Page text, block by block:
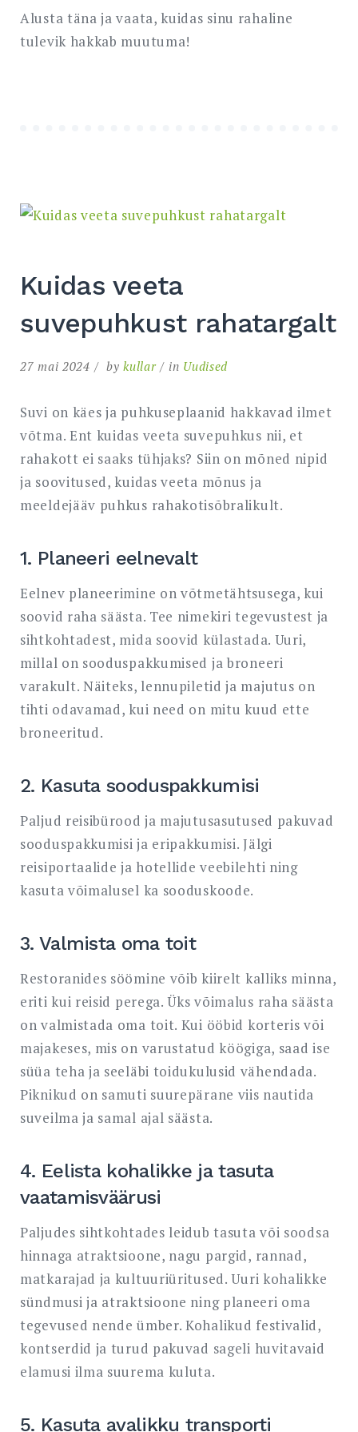
Alusta täna ja vaata, kuidas sinu rahaline
tulevik hakkab muutuma!
Kuidas veeta
suvepuhkust rahatargalt
27 mai 2024 bykullar in Uudised
Suvi on käes ja puhkuseplaanid hakkavad ilmet
võtma. Ent kuidas veeta suvepuhkus nii, et
rahakott ei saaks tühjaks? Siin on mõned nipid
ja soovitused, kuidas veeta mõnus ja
meeldejääv puhkus rahakotisõbralikult.
1. Planeeri eelnevalt
Eelnev planeerimine on võtmetähtsusega, kui
soovid raha säästa. Tee nimekiri tegevustest ja
sihtkohtadest, mida soovid külastada. Uuri,
millal on sooduspakkumised ja broneeri
varakult. Näiteks, lennupiletid ja majutus on
tihti odavamad, kui need on mitu kuud ette
broneeritud.
2. Kasuta sooduspakkumisi
Paljud reisibürood ja majutusasutused pakuvad
sooduspakkumisi ja eripakkumisi. Jälgi
reisiportaalide ja hotellide veebilehti ning
kasuta võimalusel ka sooduskoode.
3. Valmista oma toit
Restoranides söömine võib kiirelt kalliks minna,
eriti kui reisid perega. Üks võimalus raha säästa
on valmistada oma toit. Kui ööbid korteris või
majakeses, mis on varustatud köögiga, saad ise
süüa teha ja seeläbi toidukulusid vähendada.
Piknikud on samuti suurepärane viis nautida
suveilma ja samal ajal säästa.
4. Eelista kohalikke ja tasuta
vaatamisväärusi
Paljudes sihtkohtades leidub tasuta või soodsa
hinnaga atraktsioone, nagu pargid, rannad,
matkarajad ja kultuuriüritused. Uuri kohalikke
sündmusi ja atraktsioone ning planeeri oma
tegevused nende ümber. Kohalikud festivalid,
kontserdid ja turud pakuvad sageli huvitavaid
elamusi ilma suurema kuluta.
5. Kasuta avalikku transporti